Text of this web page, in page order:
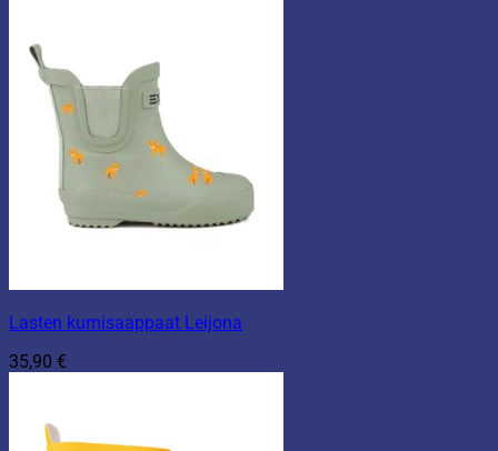
Lasten kumisaappaat Leijona
35,90 €